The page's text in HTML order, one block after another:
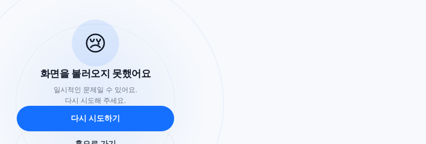
😢
화면을 불러오지 못했어요
일시적인 문제일 수 있어요.
다시 시도해 주세요.
다시 시도하기